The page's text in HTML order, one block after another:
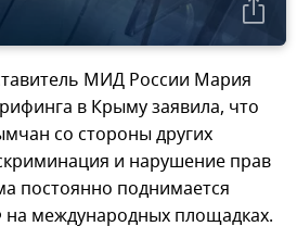
МИД России Мария
в Крыму заявила, что
со стороны других
и нарушение прав
постоянно поднимается
на международных площадках.